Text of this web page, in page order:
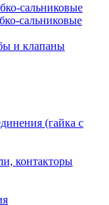
сальниковые
сальниковые
и клапаны
(гайка с
контакторы